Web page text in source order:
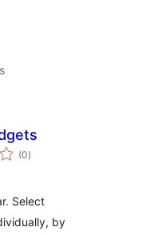
(0puntuacions
totals
)
Select
by